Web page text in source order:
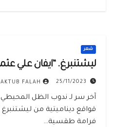
شعر
ليشتنبرغ. “ايفان علي
25/11/2023
AKTUB FALAH
آخر سر لـ ندوب الظل
قواقع ديناميتية من ليشتنبرغ
فرامة طقسية…